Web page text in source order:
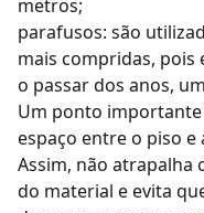
metros;
parafusos: são
mais compridas,
o passar dos anos,
Um ponto
espaço entre o piso e
Assim, não atrapalha
do material e evita